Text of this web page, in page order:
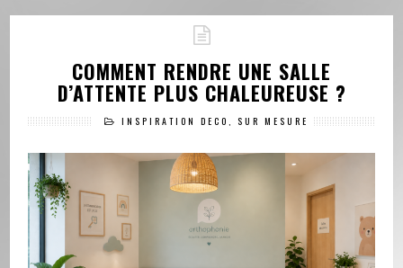
COMMENT RENDRE UNE SALLE
D’ATTENTE PLUS CHALEUREUSE ?
INSPIRATION DÉCO SUR MESURE